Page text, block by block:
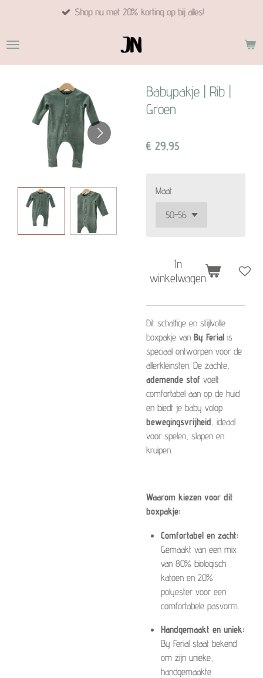
naar
hoofdinhoud
Shop nu met 20% korting op bij alles!
Babypakje | Rib |
Groen
€ 29,95
Maat
In
winkelwagen
Dit schattige en stijlvolle
boxpakje van By Ferial is
speciaal ontworpen voor de
allerkleinsten. De zachte,
ademende stof voelt
comfortabel aan op de huid
en biedt je baby volop
bewegingsvrijheid , ideaal
voor spelen, slapen en
kruipen.
Waarom kiezen voor dit
boxpakje:
Comfortabel en zacht:
Gemaakt van een mix
van 80% biologisch
katoen en 20%
polyester voor een
comfortabele pasvorm.
Handgemaakt en uniek:
By Ferial staat bekend
om zijn unieke,
handgemaakte